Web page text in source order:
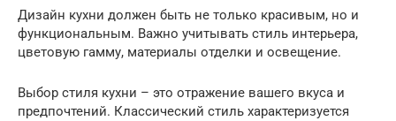
Дизайн кухни должен быть не только красивым, но и
функциональным. Важно учитывать стиль интерьера,
цветовую гамму, материалы отделки и освещение.
Выбор стиля кухни – это отражение вашего вкуса и
предпочтений. Классический стиль характеризуется